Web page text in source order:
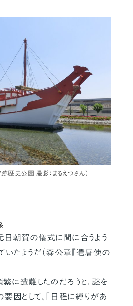
歴史公園 撮影：まるえつさん）
朝賀の儀式に間に合うよう
たようだ（森公章『遣唐使の
に遭難したのだろうと、謎を
要因として、「日程に縛りがあ